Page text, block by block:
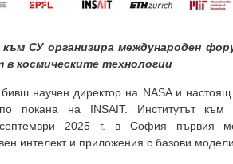
СУ организира международен
в космическите технологии
научен директор на NASA и
покана на INSAIT. Институтът към
2025 г. в София първия
интелект и приложения с базови